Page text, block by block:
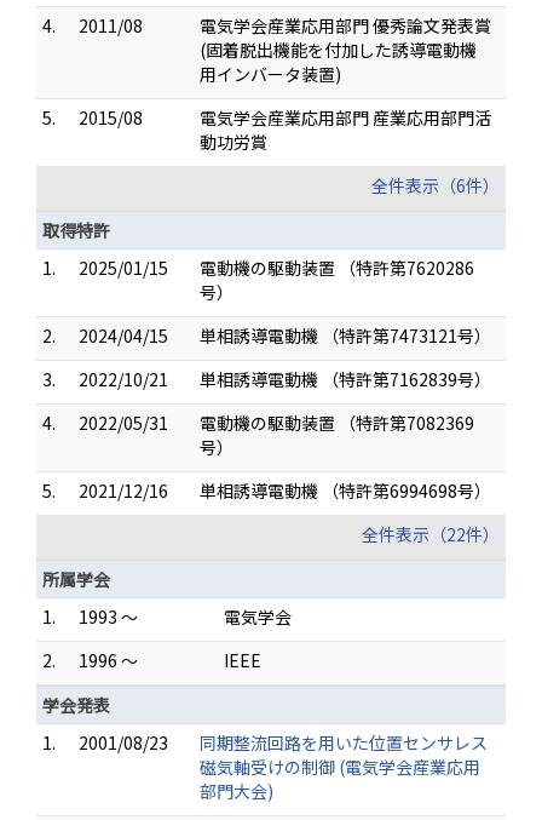
4.
2011/08
電気学会産業応用部門 優秀論文発表賞
(固着脱出機能を付加した誘導電動機
用インバータ装置)
5.
2015/08
電気学会産業応用部門 産業応用部門活
動功労賞
全件表示（6件）
取得特許
1.
2025/01/15
電動機の駆動装置 （特許第7620286
号）
2.
2024/04/15
単相誘導電動機 （特許第7473121号）
3.
2022/10/21
単相誘導電動機 （特許第7162839号）
4.
2022/05/31
電動機の駆動装置 （特許第7082369
号）
5.
2021/12/16
単相誘導電動機 （特許第6994698号）
全件表示（22件）
所属学会
1.
1993 ～
電気学会
2.
1996 ～
IEEE
学会発表
1.
2001/08/23
同期整流回路を用いた位置センサレス
磁気軸受けの制御 (電気学会産業応用
部門大会)